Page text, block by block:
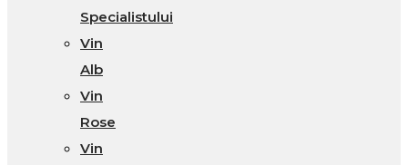
Specialistului
Vin
Alb
Vin
Rose
Vin